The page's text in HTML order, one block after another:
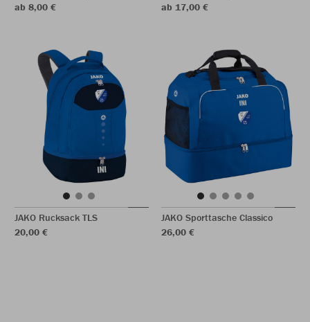
ab 8,00 €
ab 17,00 €
JAKO Rucksack TLS
20,00 €
JAKO Sporttasche Classico
26,00 €